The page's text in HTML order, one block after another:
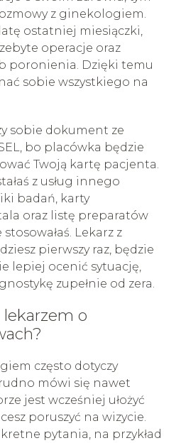
z ginekologiem.
ostatniej miesiączki,
operacje oraz
poronienia. Dzięki temu
sobie wszystkiego na
sobie dokument ze
bo placówka będzie
Twoją kartę pacjenta.
z usług innego
badań, karty
oraz listę preparatów
Lekarz z
pierwszy raz, będzie
lepiej ocenić sytuację,
zupełnie od zera.
o
często dotyczy
mówi się nawet
jest wcześniej ułożyć
poruszyć na wizycie.
pytania, na przykład